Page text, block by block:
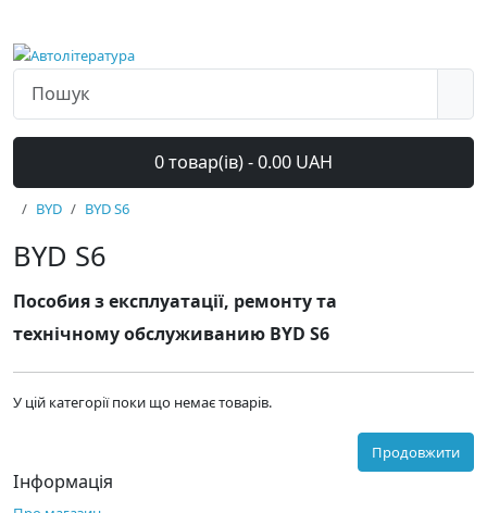
0 товар(ів) - 0.00 UAH
BYD BYD S6
BYD S6
Пособия з експлуатації, ремонту та
технічному обслуживанию BYD S6
У цій категорії поки що немає товарів.
Продовжити
Інформація